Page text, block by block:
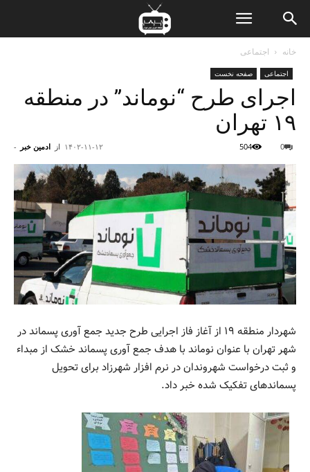
خانه اجتماعی
اجتماعی صفحه نخست
اجرای طرح “نوماند” در منطقه‌
۱۹ تهران
از ادمین خبر - ۱۴۰۲-۱۱-۱۲ 0
504
شهردار منطقه ۱۹ از آغاز فاز اجرایی طرح جدید جمع آوری پسماند در
شهر تهران با عنوان نوماند با هدف جمع آوری پسماند خشک از مبداء
و ثبت درخواست شهروندان در نرم افزار شهرزاد برای تحویل
پسماندهای تفکیک شده خبر داد.